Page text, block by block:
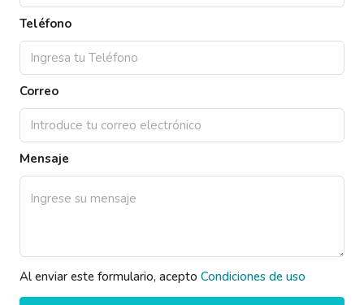
Teléfono
Correo
Mensaje
Al enviar este formulario, acepto Condiciones de uso